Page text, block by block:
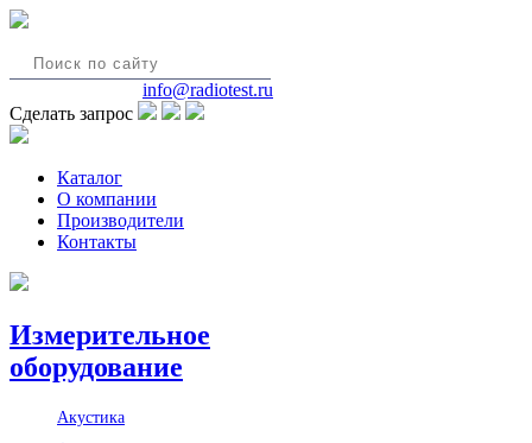
info@radiotest.ru
Сделать запрос
Каталог
О компании
Производители
Контакты
Измерительное
оборудование
Акустика